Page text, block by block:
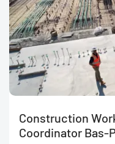
Construction
Coordinator Bas-